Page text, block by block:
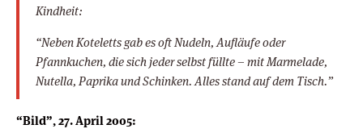
Kindheit:
“Neben Koteletts gab es oft Nudeln, Aufläufe oder
Pfannkuchen, die sich jeder selbst füllte – mit Marmelade,
Nutella, Paprika und Schinken. Alles stand auf dem Tisch.”
“Bild”, 27. April 2005: